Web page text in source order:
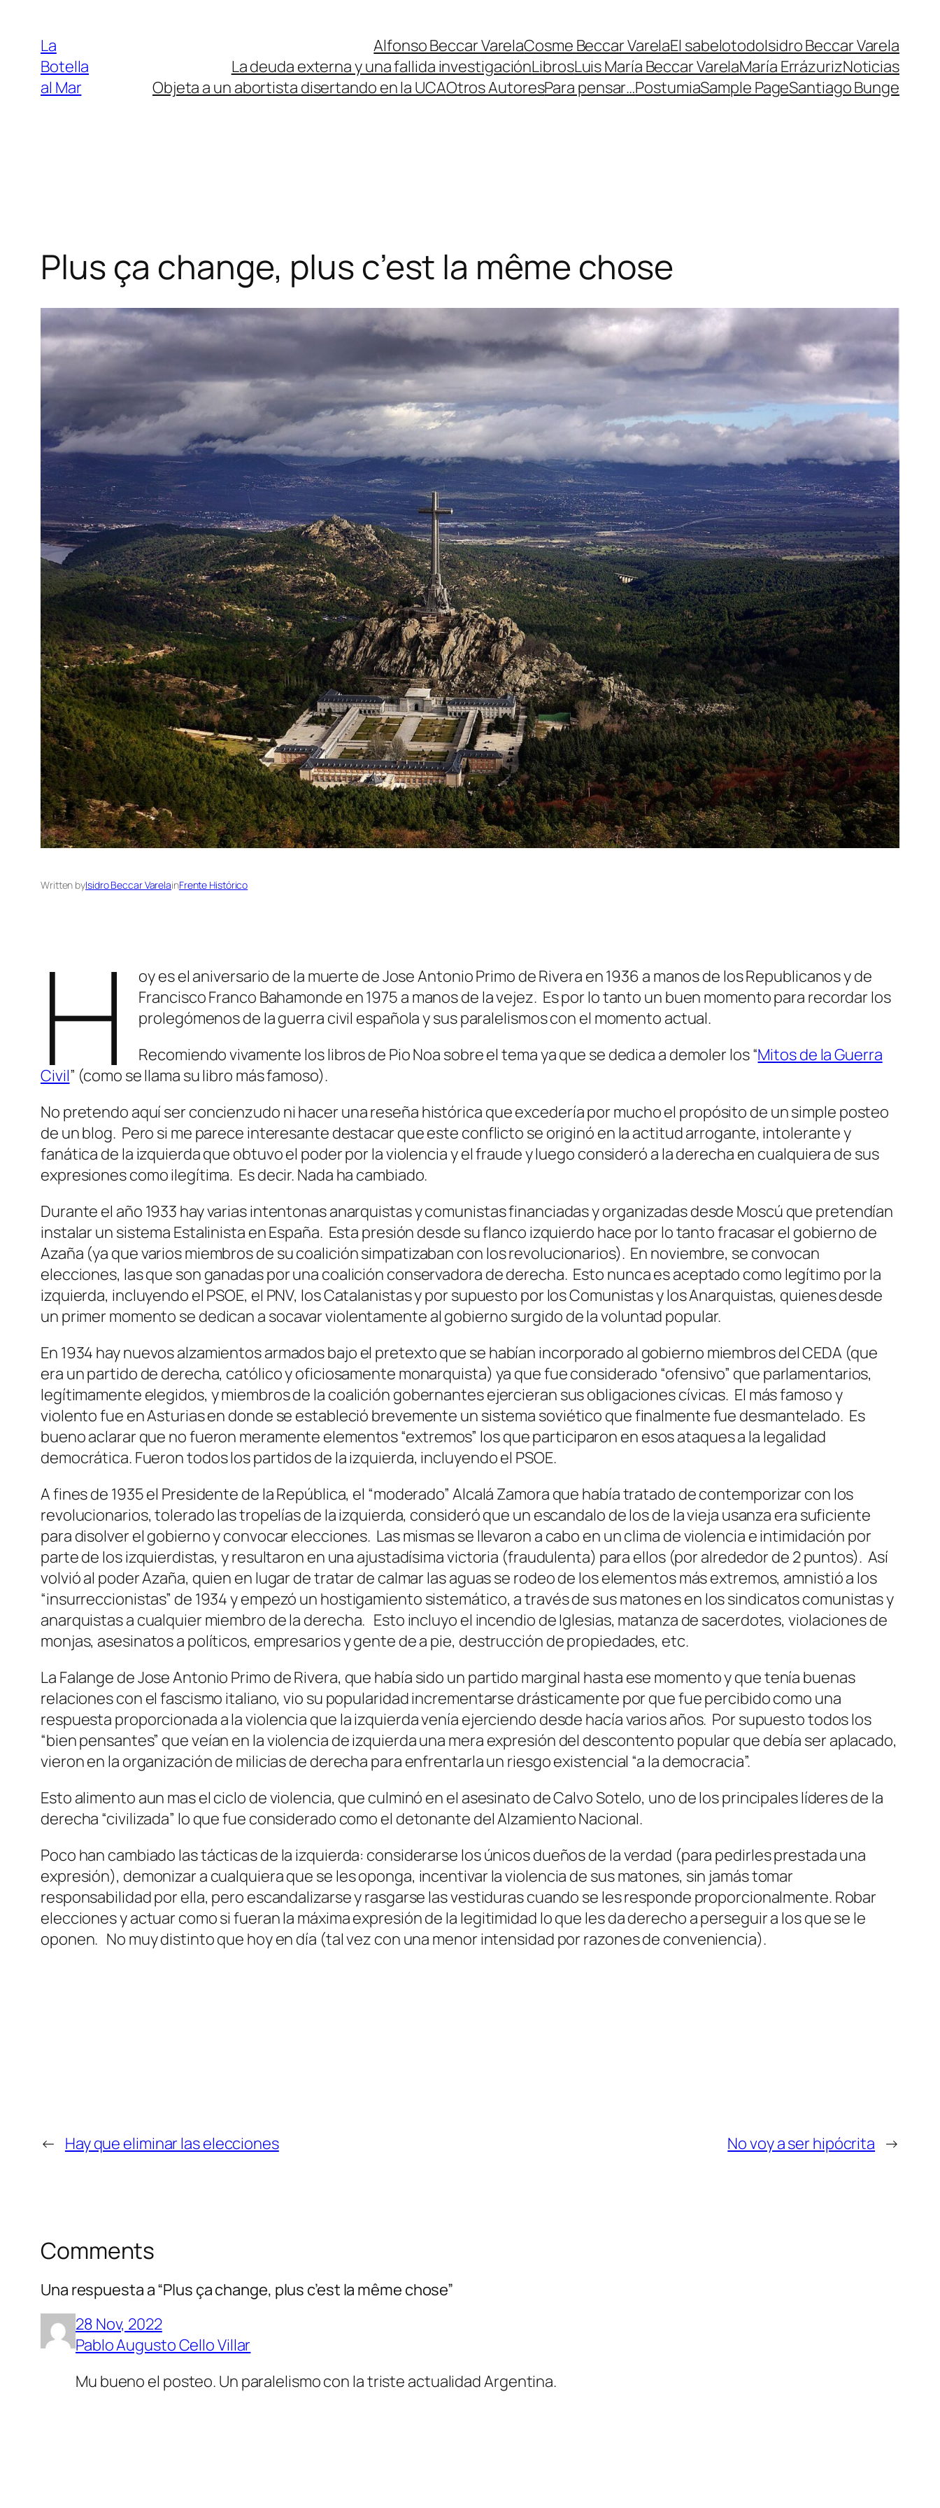
contenido
La
Botella
al Mar
Alfonso Beccar VarelaCosme Beccar VarelaEl sabelotodoIsidro Beccar Varela
La deuda externa y una fallida investigaciónLibrosLuis María Beccar VarelaMaría ErrázurizNoticias
Objeta a un abortista disertando en la UCAOtros AutoresPara pensar…PostumiaSample PageSantiago Bunge
Plus ça change, plus c’est la même chose
Written byIsidro Beccar VarelainFrente Histórico
H
oy es el aniversario de la muerte de Jose Antonio Primo de Rivera en 1936 a manos de los Republicanos y de
Francisco Franco Bahamonde en 1975 a manos de la vejez. Es por lo tanto un buen momento para recordar los
prolegómenos de la guerra civil española y sus paralelismos con el momento actual.
Recomiendo vivamente los libros de Pio Noa sobre el tema ya que se dedica a demoler los “Mitos de la Guerra
Civil” (como se llama su libro más famoso).
No pretendo aquí ser concienzudo ni hacer una reseña histórica que excedería por mucho el propósito de un simple posteo
de un blog. Pero si me parece interesante destacar que este conflicto se originó en la actitud arrogante, intolerante y
fanática de la izquierda que obtuvo el poder por la violencia y el fraude y luego consideró a la derecha en cualquiera de sus
expresiones como ilegítima. Es decir. Nada ha cambiado.
Durante el año 1933 hay varias intentonas anarquistas y comunistas financiadas y organizadas desde Moscú que pretendían
instalar un sistema Estalinista en España. Esta presión desde su flanco izquierdo hace por lo tanto fracasar el gobierno de
Azaña (ya que varios miembros de su coalición simpatizaban con los revolucionarios). En noviembre, se convocan
elecciones, las que son ganadas por una coalición conservadora de derecha. Esto nunca es aceptado como legítimo por la
izquierda, incluyendo el PSOE, el PNV, los Catalanistas y por supuesto por los Comunistas y los Anarquistas, quienes desde
un primer momento se dedican a socavar violentamente al gobierno surgido de la voluntad popular.
En 1934 hay nuevos alzamientos armados bajo el pretexto que se habían incorporado al gobierno miembros del CEDA (que
era un partido de derecha, católico y oficiosamente monarquista) ya que fue considerado “ofensivo” que parlamentarios,
legítimamente elegidos, y miembros de la coalición gobernantes ejercieran sus obligaciones cívicas. El más famoso y
violento fue en Asturias en donde se estableció brevemente un sistema soviético que finalmente fue desmantelado. Es
bueno aclarar que no fueron meramente elementos “extremos” los que participaron en esos ataques a la legalidad
democrática. Fueron todos los partidos de la izquierda, incluyendo el PSOE.
A fines de 1935 el Presidente de la República, el “moderado” Alcalá Zamora que había tratado de contemporizar con los
revolucionarios, tolerado las tropelías de la izquierda, consideró que un escandalo de los de la vieja usanza era suficiente
para disolver el gobierno y convocar elecciones. Las mismas se llevaron a cabo en un clima de violencia e intimidación por
parte de los izquierdistas, y resultaron en una ajustadísima victoria (fraudulenta) para ellos (por alrededor de 2 puntos). Así
volvió al poder Azaña, quien en lugar de tratar de calmar las aguas se rodeo de los elementos más extremos, amnistió a los
“insurreccionistas” de 1934 y empezó un hostigamiento sistemático, a través de sus matones en los sindicatos comunistas y
anarquistas a cualquier miembro de la derecha. Esto incluyo el incendio de Iglesias, matanza de sacerdotes, violaciones de
monjas, asesinatos a políticos, empresarios y gente de a pie, destrucción de propiedades, etc.
La Falange de Jose Antonio Primo de Rivera, que había sido un partido marginal hasta ese momento y que tenía buenas
relaciones con el fascismo italiano, vio su popularidad incrementarse drásticamente por que fue percibido como una
respuesta proporcionada a la violencia que la izquierda venía ejerciendo desde hacía varios años. Por supuesto todos los
“bien pensantes” que veían en la violencia de izquierda una mera expresión del descontento popular que debía ser aplacado,
vieron en la organización de milicias de derecha para enfrentarla un riesgo existencial “a la democracia”.
Esto alimento aun mas el ciclo de violencia, que culminó en el asesinato de Calvo Sotelo, uno de los principales líderes de la
derecha “civilizada” lo que fue considerado como el detonante del Alzamiento Nacional.
Poco han cambiado las tácticas de la izquierda: considerarse los únicos dueños de la verdad (para pedirles prestada una
expresión), demonizar a cualquiera que se les oponga, incentivar la violencia de sus matones, sin jamás tomar
responsabilidad por ella, pero escandalizarse y rasgarse las vestiduras cuando se les responde proporcionalmente. Robar
elecciones y actuar como si fueran la máxima expresión de la legitimidad lo que les da derecho a perseguir a los que se le
oponen. No muy distinto que hoy en día (tal vez con una menor intensidad por razones de conveniencia).
← Hay que eliminar las elecciones No voy a ser hipócrita →
Comments
Una respuesta a “Plus ça change, plus c’est la même chose”
28 Nov, 2022
Pablo Augusto Cello Villar
Mu bueno el posteo. Un paralelismo con la triste actualidad Argentina.